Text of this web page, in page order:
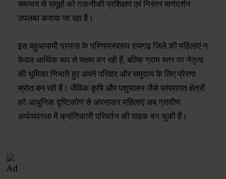
समन्वय से समूहों को तकनीकी प्रशिक्षण एवं निरंतर मार्गदर्शन
उपलब्ध कराया जा रहा है।
इस बहुआयामी प्रयास के परिणामस्वरूप रायगढ़ जिले की महिलाएं न
केवल आर्थिक रूप से सक्षम बन रही हैं, बल्कि ग्राम स्तर पर नेतृत्व
की भूमिका निभाते हुए अपने परिवार और समुदाय के लिए प्रेरणा
स्रोत बन रही हैं। जैविक कृषि और पशुपालन जैसे परंपरागत क्षेत्रों
को आधुनिक दृष्टिकोण से अपनाकर महिलाएं अब ग्रामीण
अर्थव्यवस्था में क्रांतिकारी परिवर्तन की वाहक बन चुकी हैं।